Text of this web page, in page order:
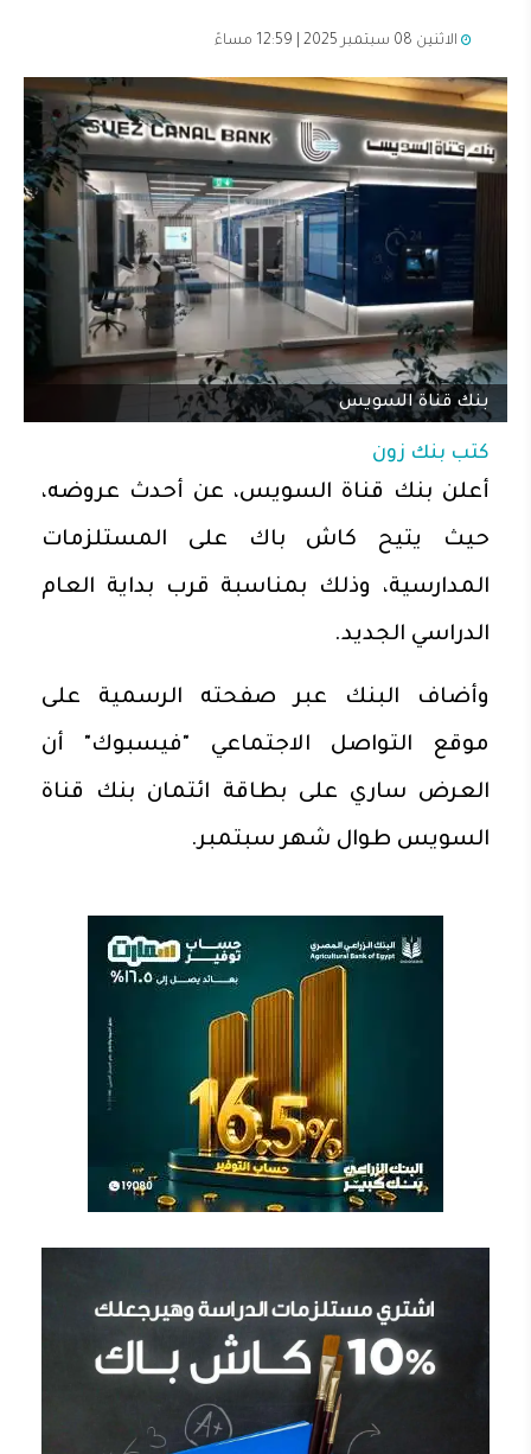
الاثنين 08 سبتمبر 2025 | 12:59 مساءً
بنك قناة السويس
كتب بنك زون
أعلن بنك قناة السويس، عن أحدث عروضه،
حيث يتيح كاش باك على المستلزمات
المدارسية، وذلك بمناسبة قرب بداية العام
الدراسي الجديد.
وأضاف البنك عبر صفحته الرسمية على
موقع التواصل الاجتماعي "فيسبوك" أن
العرض ساري على بطاقة ائتمان بنك قناة
السويس طوال شهر سبتمبر.